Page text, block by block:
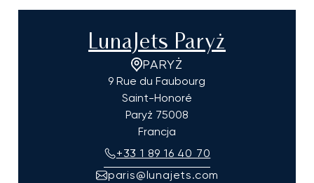
LunaJets Paryż
PARYŻ
9 Rue du Faubourg
Saint-Honoré
Paryż 75008
Francja
+33 1 89 16 40 70
paris@lunajets.com